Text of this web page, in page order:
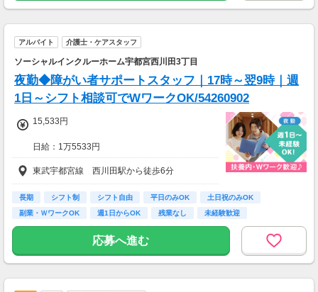
※資格手当あり（時給50円～UP/資格の種類に
よって異なる）
支払方法：日払い・週払い
※日払いも週払いOK（規定あり）
（稼働開始時は手続き完了次第となります）
週払い：金曜日締め最短翌週火曜日にお給料GE
※交通費：別途全額支給
※車・バイク通勤に関して施設により異なる場
合あり（応相談）
アルバイト 介護士・ケアスタッフ
ソーシャルインクルーホーム宇都宮西川田3丁目
夜勤◆障がい者サポートスタッフ｜17時～翌9時｜週
1日～シフト相談可でWワークOK/54260902
15,533円
日給：1万5533円
※深夜割増賃金含む
・交通費規定内支給（バイク通勤・車通勤OK）
・試用期間なし
・雇用期間の定めあり（原則6ヶ月、4月・10月
※個人評価、会社の経営状況により判断
※更新上限：年数及び回数に上限無し
・昇給あり（年2回 個人の評価による）
東武宇都宮線 西川田駅から徒歩6分
長期 シフト制 シフト自由 平日のみOK
土日祝のみOK
副業・ＷワークOK
週1日からOK 残業なし 未経験歓迎
応募へ進む